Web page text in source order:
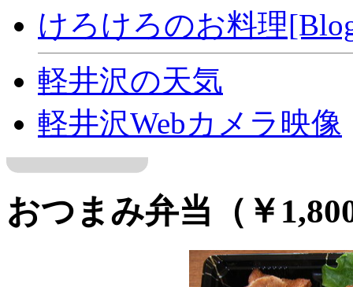
けろけろのお料理
軽井沢の天気
軽井沢Webカメラ映像
おつまみ弁当（￥